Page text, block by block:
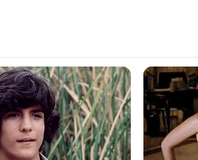
Kezia Aletheia sudah dimulai sejak usianya yang
sebuah iklan. Karena sudah lama
pekerjaannya sebagai aktris.
seorang produser, tapi tidak berarti karier